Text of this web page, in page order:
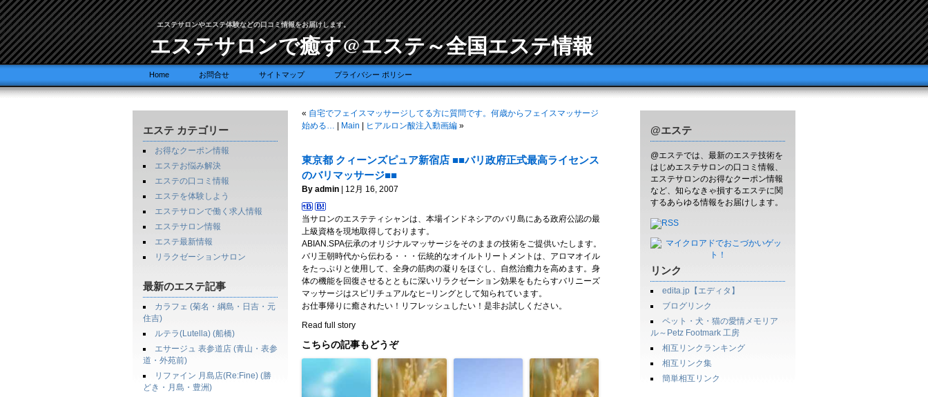
エステサロンやエステ体験などの口コミ情報をお届けします。
エステサロンで癒す@エステ～全国エステ情報
Home お問合せ サイトマップ プライバシー ポリシー
エステ カテゴリー
お得なクーポン情報
エステお悩み解決
エステの口コミ情報
エステを体験しよう
エステサロンで働く求人情報
エステサロン情報
エステ最新情報
リラクゼーションサロン
最新のエステ記事
カラフェ (菊名・綱島・日吉・元
住吉)
ルテラ(Lutella) (船橋)
エサージュ 表参道店 (青山・表参
道・外苑前)
リファイン 月島店(Re:Fine) (勝
どき・月島・豊洲)
@エステ
@エステでは、最新のエステ技術を
はじめエステサロンの口コミ情報、
エステサロンのお得なクーポン情報
など、知らなきゃ損するエステに関
するあらゆる情報をお届けします。
リンク
edita.jp【エディタ】
ブログリンク
ペット・犬・猫の愛情メモリア
ル～Petz Footmark 工房
相互リンクランキング
相互リンク集
簡単相互リンク
« 自宅でフェイスマッサージしてる方に質問です。何歳からフェイスマッサージ
始める…
Main ヒアルロン酸注入動画編 »
東京都 クィーンズピュア新宿店 ■■バリ政府正式最高ライセンス
のバリマッサージ■■
By admin | 12月 16, 2007
当サロンのエステティシャンは、本場インドネシアのバリ島にある政府公認の最
上級資格を現地取得しております。
ABIAN.SPA伝承のオリジナルマッサージをそのままの技術をご提供いたします。
バリ王朝時代から伝わる・・・伝統的なオイルトリートメントは、アロマオイル
をたっぷりと使用して、全身の筋肉の凝りをほぐし、自然治癒力を高めます。身
体の機能を回復させるとともに深いリラクゼーション効果をもたらすバリニーズ
マッサージはスピリチュアルなヒ−リングとして知られています。
お仕事帰りに癒されたい！リフレッシュしたい！是非お試しください。
Read full story
こちらの記事もどうぞ